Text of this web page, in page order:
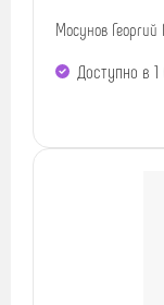
Мосунов Георгий
Доступно в